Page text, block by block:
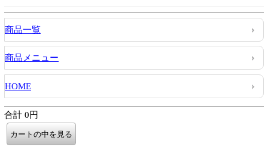
商品一覧
商品メニュー
HOME
合計 0円